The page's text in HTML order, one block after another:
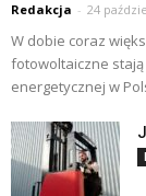
Redakcja - 24
W dobie coraz
fotowoltaiczne
energetycznej w